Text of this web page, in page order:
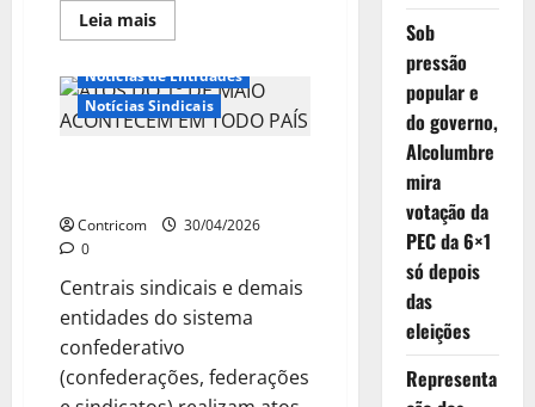
Leia maisLeia
mais
DE
MAIO:
TEMPO
DE
OS
DIREITOS
A
DEMOCRACIA
E
A
SOBERANIA
Boletim
Destaques
Notícias de Entidades
Notícias Sindicais
Contricom
30/04/2026
0
Centrais sindicais e demais
entidades do sistema
confederativo
(confederações, federações
Sob
pressão
popular e
do governo,
Alcolumbre
mira
votação da
PEC da 6×1
só depois
das
eleições
Representa